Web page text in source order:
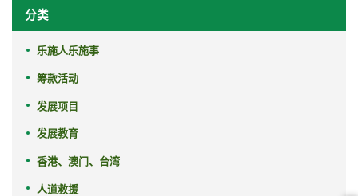
分类
乐施人乐施事
筹款活动
发展项目
发展教育
香港、澳门、台湾
人道救援